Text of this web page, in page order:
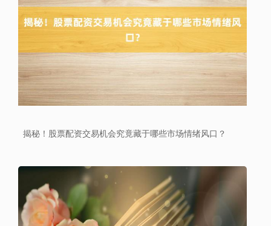
揭秘！股票配资交易机会究竟藏于哪些市场情绪风口？
沪深300 +43.13
北证50 1134.24 +11.37